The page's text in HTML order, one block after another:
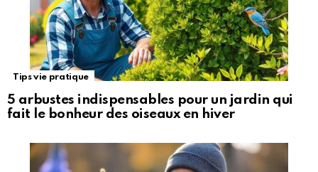
Tips vie pratique
5 arbustes indispensables pour un jardin qui
fait le bonheur des oiseaux en hiver